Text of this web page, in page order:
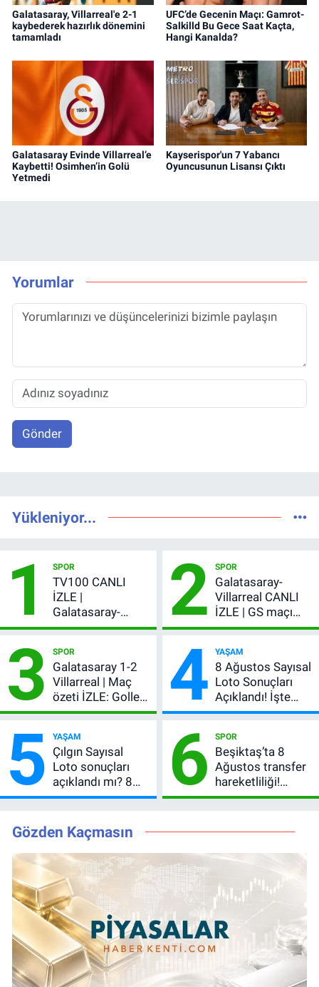
Galatasaray, Villarreal'e 2-1
kaybederek hazırlık dönemini
tamamladı
UFC’de Gecenin Maçı: Gamrot-
Salkilld Bu Gece Saat Kaçta,
Hangi Kanalda?
Galatasaray Evinde Villarreal’e
Kaybetti! Osimhen’in Golü
Yetmedi
Kayserispor'un 7 Yabancı
Oyuncusunun Lisansı Çıktı
Yorumlar
Gönder
Yükleniyor...
1 SPOR
TV100 CANLI
İZLE |
Galatasaray-
Villarreal maçı
şifresiz canlı yayın
2 SPOR
Galatasaray-
Villarreal CANLI
İZLE | GS maçı
hangi kanalda,
3 SPOR
Galatasaray 1-2
Villarreal | Maç
özeti İZLE: Goller
peş peşe geldi,
kırmızı kart gördü!
4 YAŞAM
8 Ağustos Sayısal
Loto Sonuçları
Açıklandı! İşte
Kazandıran 6
5 YAŞAM
Çılgın Sayısal
Loto sonuçları
açıklandı mı? 8
Ağustos 2026
numaralar
6 SPOR
Beşiktaş’ta 8
Ağustos transfer
hareketliliği!
Yönetim 5 bölge
Gözden Kaçmasın